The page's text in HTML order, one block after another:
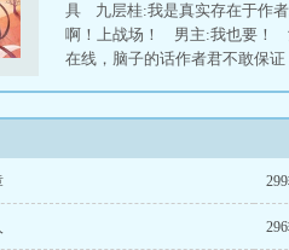
具 九层桂:我是真实存在于作
啊！上战场！ 男主:我也要！
在线，脑子的话作者君不敢保证